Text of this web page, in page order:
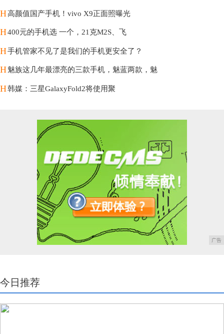
H高颜值国产手机！vivo X9正面照曝光
H400元的手机选 一个，21克M2S、飞
H手机管家不见了是我们的手机更安全了？
H魅族这几年最漂亮的三款手机，魅蓝两款，魅
H韩媒：三星GalaxyFold2将使用聚
广告
今日推荐